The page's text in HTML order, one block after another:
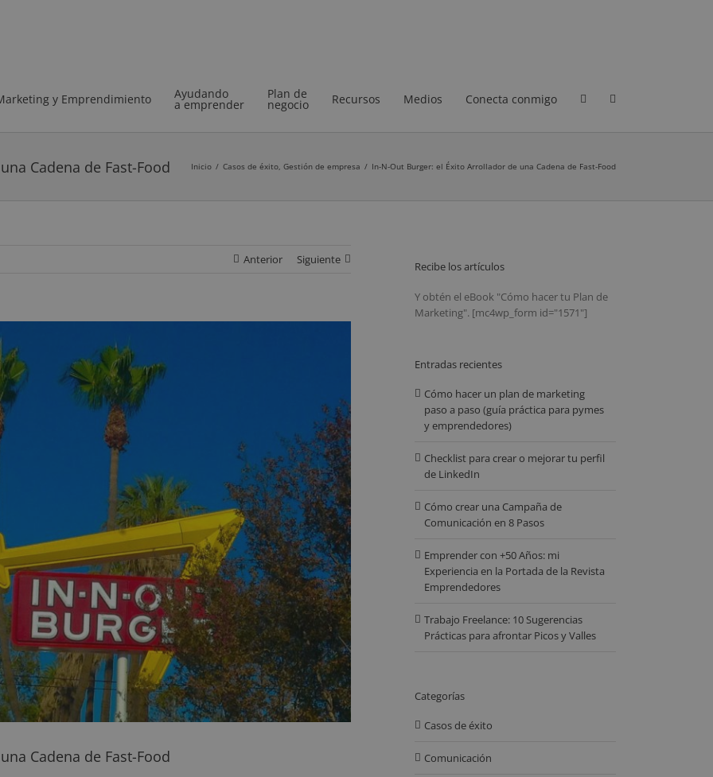
y Emprendimiento Ayudando
a emprender
Plan de
negocio Recursos Medios Conecta conmigo
Cadena de Fast-Food Inicio / Casos de éxito, Gestión de empresa / In-N-Out Burger: el Éxito Arrollador de una Cadena de Fast-Food
Anterior Siguiente
Cadena de Fast-Food
Recibe los artículos
Y obtén el eBook "Cómo hacer tu Plan de
Marketing". [mc4wp_form id="1571"]
Entradas recientes
Cómo hacer un plan de marketing
paso a paso (guía práctica para pymes
y emprendedores)
Checklist para crear o mejorar tu perfil
de LinkedIn
Cómo crear una Campaña de
Comunicación en 8 Pasos
Emprender con +50 Años: mi
Experiencia en la Portada de la Revista
Emprendedores
Trabajo Freelance: 10 Sugerencias
Prácticas para afrontar Picos y Valles
Categorías
Casos de éxito
Comunicación